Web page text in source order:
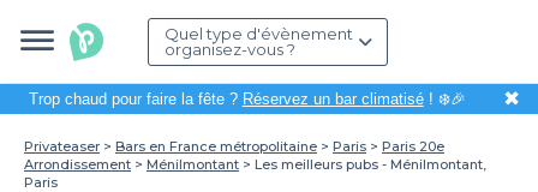
Quel type d'évènement
organisez-vous ?
Trop chaud pour faire la fête ? Réservez un bar climatisé! ❄️🎉 ✖
Privateaser Bars en France métropolitaine Paris
Paris 20e
Arrondissement
Ménilmontant
Les meilleurs pubs - Ménilmontant,
Paris